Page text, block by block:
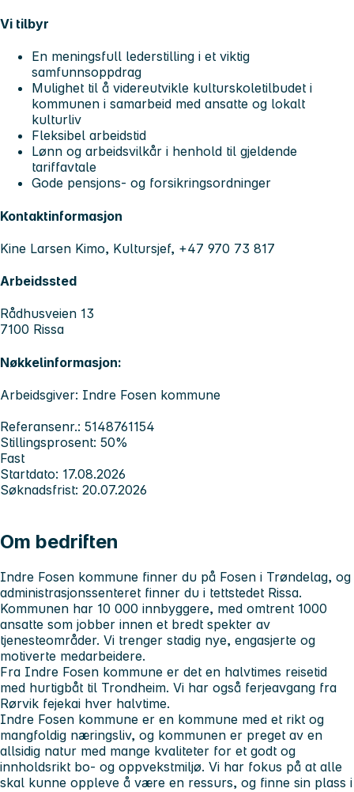
Vi tilbyr
En meningsfull lederstilling i et viktig
samfunnsoppdrag
Mulighet til å videreutvikle kulturskoletilbudet i
kommunen i samarbeid med ansatte og lokalt
kulturliv
Fleksibel arbeidstid
Lønn og arbeidsvilkår i henhold til gjeldende
tariffavtale
Gode pensjons- og forsikringsordninger
Kontaktinformasjon
Kine Larsen Kimo, Kultursjef, +47 970 73 817
Arbeidssted
Rådhusveien 13
7100 Rissa
Nøkkelinformasjon:
Arbeidsgiver: Indre Fosen kommune
Referansenr.: 5148761154
Stillingsprosent: 50%
Fast
Startdato: 17.08.2026
Søknadsfrist: 20.07.2026
Om bedriften
Indre Fosen kommune finner du på Fosen i Trøndelag, og
administrasjonssenteret finner du i tettstedet Rissa.
Kommunen har 10 000 innbyggere, med omtrent 1000
ansatte som jobber innen et bredt spekter av
tjenesteområder. Vi trenger stadig nye, engasjerte og
motiverte medarbeidere.
Fra Indre Fosen kommune er det en halvtimes reisetid
med hurtigbåt til Trondheim. Vi har også ferjeavgang fra
Rørvik fejekai hver halvtime.
Indre Fosen kommune er en kommune med et rikt og
mangfoldig næringsliv, og kommunen er preget av en
allsidig natur med mange kvaliteter for et godt og
innholdsrikt bo- og oppvekstmiljø. Vi har fokus på at alle
skal kunne oppleve å være en ressurs, og finne sin plass i